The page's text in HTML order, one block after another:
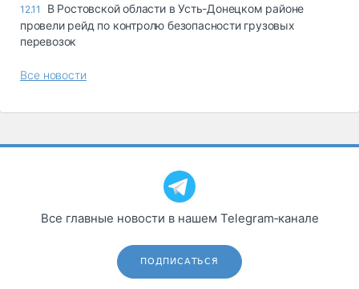
12.11
В Ростовской области в Усть-Донецком районе
провели рейд по контролю безопасности грузовых
перевозок
Все новости
Все главные новости в нашем Telegram‑канале
ПОДПИСАТЬСЯ